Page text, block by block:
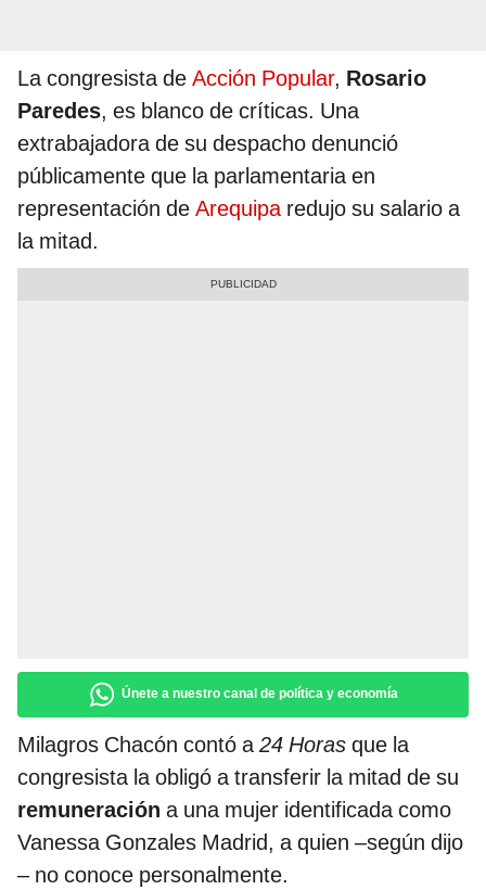
La congresista de Acción Popular, Rosario
Paredes, es blanco de críticas. Una
extrabajadora de su despacho denunció
públicamente que la parlamentaria en
representación de Arequipa redujo su salario a
la mitad.
Únete a nuestro canal de política y economía
Milagros Chacón contó a24 Horas que la
congresista la obligó a transferir la mitad de su
remuneración a una mujer identificada como
Vanessa Gonzales Madrid, a quien –según dijo
– no conoce personalmente.